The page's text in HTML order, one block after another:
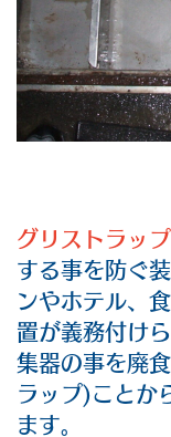
グリストラップ
する事を防ぐ
ンやホテル、
置が義務付け
集器の事を廃
ラップ)ことか
ます。